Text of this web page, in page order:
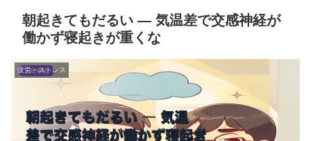
朝起きてもだるい ― 気温差で交感神経が
働かず寝起きが重くな
疲労・ストレス